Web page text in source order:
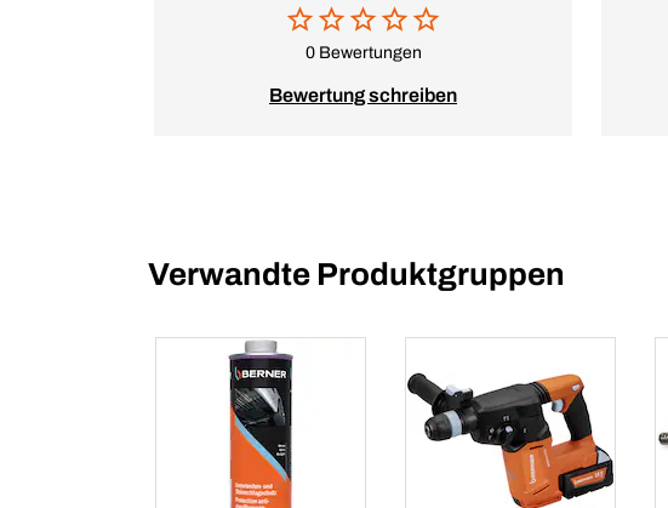
0 Bewertungen
Bewertung schreiben
Verwandte Produktgruppen